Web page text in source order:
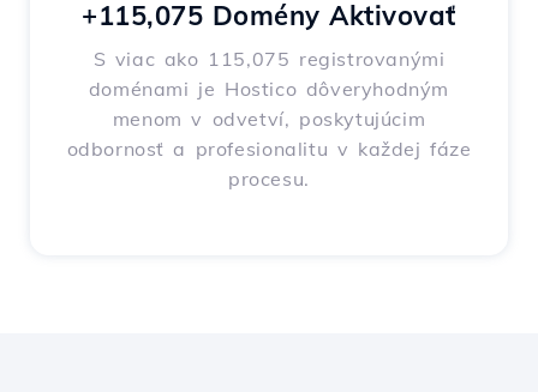
+115,075 Domény Aktivovať
S viac ako 115,075 registrovanými
doménami je Hostico dôveryhodným
menom v odvetví, poskytujúcim
odbornosť a profesionalitu v každej fáze
procesu.